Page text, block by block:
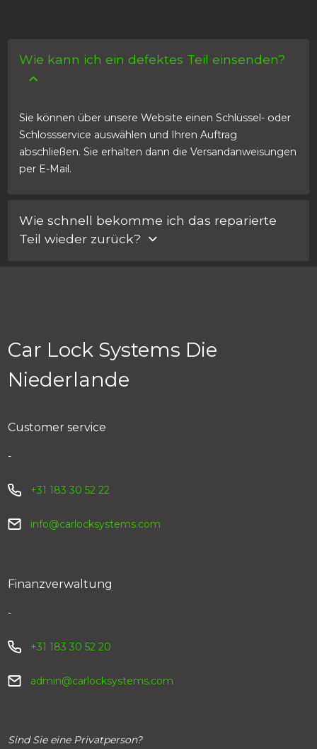
Wie kann ich ein defektes Teil einsenden?
Sie können über unsere Website einen Schlüssel- oder
Schlossservice auswählen und Ihren Auftrag
abschließen. Sie erhalten dann die Versandanweisungen
per E-Mail.
Wie schnell bekomme ich das reparierte
Teil wieder zurück?
Car Lock Systems Die
Niederlande
Customer service
-
+31 183 30 52 22
info@carlocksystems.com
Finanzverwaltung
-
+31 183 30 52 20
admin@carlocksystems.com
Sind Sie eine Privatperson?